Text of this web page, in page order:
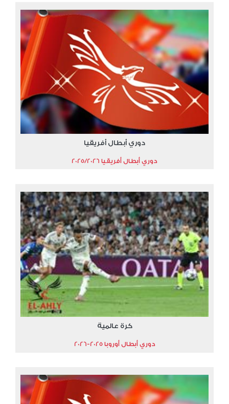
دوري أبطال أفريقيا
دوري أبطال أفريقيا 2025/2026
كرة عالمية
دوري أبطال أوروبا 2025-2026